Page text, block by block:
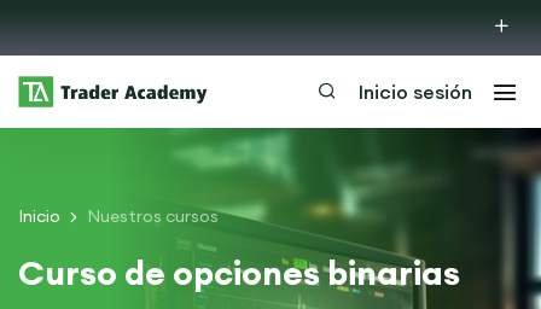
Inicio sesión
Inicio Nuestros cursos
Curso de opciones binarias